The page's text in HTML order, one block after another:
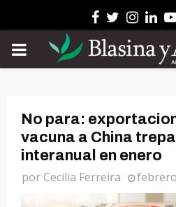
Facebook
Twitter
PRIMARY
No para:
vacuna a China
interanual en enero
porCecilia Ferreira